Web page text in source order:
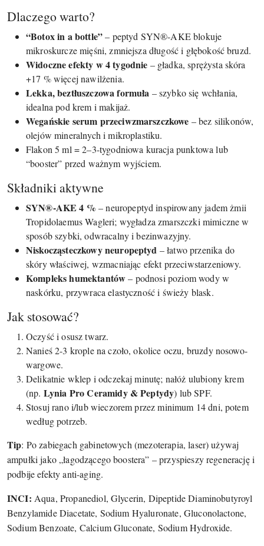
Dlaczego warto?
“Botox in a bottle”– peptyd SYN®-AKE blokuje
mikroskurcze mięśni, zmniejsza długość i głębokość bruzd.
Widoczne efekty w 4 tygodnie – gładka, sprężysta skóra
+17 % więcej nawilżenia.
Lekka, beztłuszczowa formuła – szybko się wchłania,
idealna pod krem i makijaż.
Wegańskie serum przeciwzmarszczkowe – bez silikonów,
olejów mineralnych i mikroplastiku.
Flakon 5 ml = 2–3-tygodniowa kuracja punktowa lub
“booster” przed ważnym wyjściem.
Składniki aktywne
SYN®-AKE 4 % – neuropeptyd inspirowany jadem żmii
Tropidolaemus Wagleri; wygładza zmarszczki mimiczne w
sposób szybki, odwracalny i bezinwazyjny.
Niskocząsteczkowy neuropeptyd – łatwo przenika do
skóry właściwej, wzmacniając efekt przeciwstarzeniowy.
Kompleks humektantów– podnosi poziom wody w
naskórku, przywraca elastyczność i świeży blask.
Jak stosować?
Oczyść i osusz twarz.
Nanieś 2-3 krople na czoło, okolice oczu, bruzdy nosowo-
wargowe.
Delikatnie wklep i odczekaj minutę; nałóż ulubiony krem
(np. Lynia Pro Ceramidy & Peptydy) lub SPF.
Stosuj rano i/lub wieczorem przez minimum 14 dni, potem
według potrzeb.
Tip: Po zabiegach gabinetowych (mezoterapia, laser) używaj
ampułki jako „łagodzącego boostera” – przyspieszy regenerację i
podbije efekty anti-aging.
INCI: Aqua, Propanediol, Glycerin, Dipeptide Diaminobutyroyl
Benzylamide Diacetate, Sodium Hyaluronate, Gluconolactone,
Sodium Benzoate, Calcium Gluconate, Sodium Hydroxide.